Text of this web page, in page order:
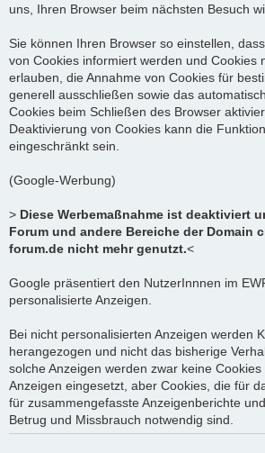
uns, Ihren Browser beim nächsten Besuch
Sie können Ihren Browser so einstellen,
von Cookies informiert werden und Cookies
erlauben, die Annahme von Cookies für
generell ausschließen sowie das
Cookies beim Schließen des Browser
Deaktivierung von Cookies kann die
eingeschränkt sein.
(Google-Werbung)
> Diese Werbemaßnahme ist deaktiviert
Forum und andere Bereiche der Domain
forum.de nicht mehr genutzt.<
Google präsentiert den NutzerInnnen im
personalisierte Anzeigen.
Bei nicht personalisierten Anzeigen werden
herangezogen und nicht das bisherige
solche Anzeigen werden zwar keine
Anzeigen eingesetzt, aber Cookies, die für
für zusammengefasste Anzeigenberichte
Betrug und Missbrauch notwendig sind.